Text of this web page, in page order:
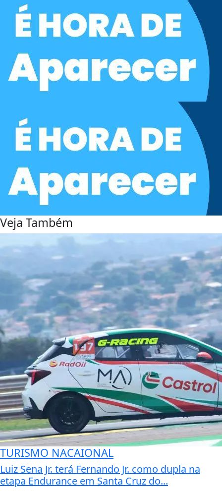
Veja Também
TURISMO NACAIONAL
Luiz Sena Jr. terá Fernando Jr. como dupla na
etapa Endurance em Santa Cruz do...